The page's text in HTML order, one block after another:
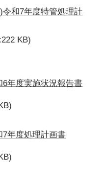
令和7年度特管処理計
KB)
6年度実施状況報告書
7年度処理計画書